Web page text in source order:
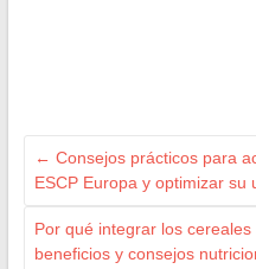
← Consejos prácticos para
ESCP Europa y optimizar su
Por qué integrar los
beneficios y consejos